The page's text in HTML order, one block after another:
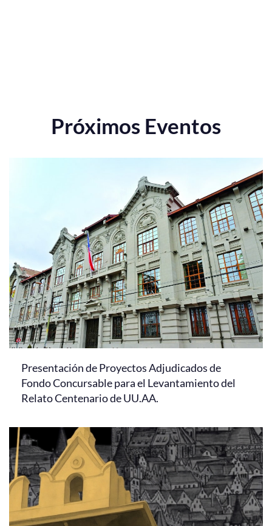
Próximos Eventos
Presentación de Proyectos Adjudicados de
Fondo Concursable para el Levantamiento del
Relato Centenario de UU.AA.